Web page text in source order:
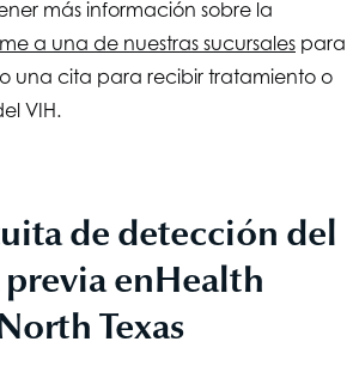
más información sobre la
a una de nuestras sucursales para
una cita para recibir tratamiento o
VIH.
de detección del
enHealth
Texas